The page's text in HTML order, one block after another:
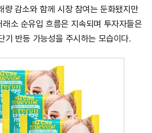
량 감소와 함께 시장 참여는 둔화됐지만
소 순유입 흐름은 지속되며 투자자들은
기 반등 가능성을 주시하는 모습이다.